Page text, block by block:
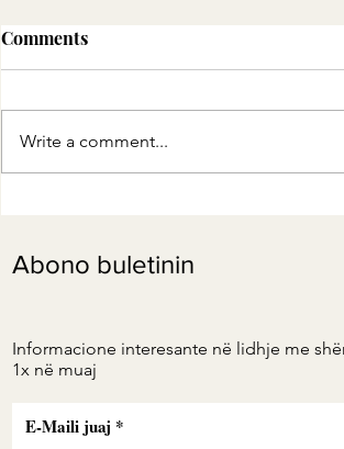
të Jep Energji, Fuqi dhe
Comments
Write a comment...
Abono buletinin
Informacione interesante në lidhje me
1x në muaj